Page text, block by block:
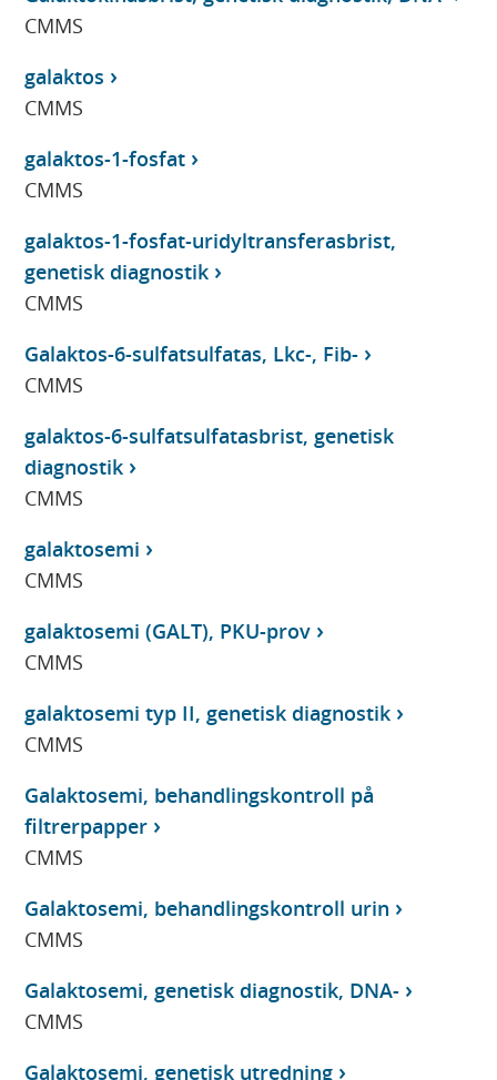
CMMS
galaktos
CMMS
galaktos-1-fosfat
CMMS
galaktos-1-fosfat-uridyltransferasbrist,
genetisk diagnostik
CMMS
Galaktos-6-sulfatsulfatas, Lkc-, Fib-
CMMS
galaktos-6-sulfatsulfatasbrist, genetisk
diagnostik
CMMS
galaktosemi
CMMS
galaktosemi (GALT), PKU-prov
CMMS
galaktosemi typ II, genetisk diagnostik
CMMS
Galaktosemi, behandlingskontroll på
filtrerpapper
CMMS
Galaktosemi, behandlingskontroll urin
CMMS
Galaktosemi, genetisk diagnostik, DNA-
CMMS
Galaktosemi, genetisk utredning